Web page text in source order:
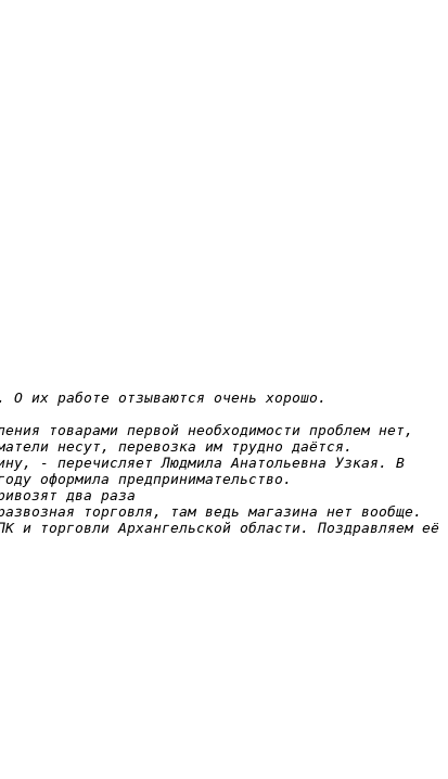
О их работе отзываются очень хорошо.
товарами первой необходимости проблем нет,
несут, перевозка им трудно даётся.
- перечисляет Людмила Анатольевна Узкая. В
оформила предпринимательство.
два раза
торговля, там ведь магазина нет вообще.
и торговли Архангельской области. Поздравляем её